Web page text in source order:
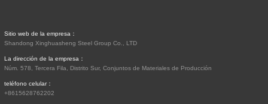
Sitio web de la empresa：
Shandong Xinghuasheng Steel Group Co., LTD
La dirección de la empresa：
Núm. 578, Tercera Fila, Distrito Sur, Conjuntos de Materiales de Producción
teléfono celular：
+8615628762202